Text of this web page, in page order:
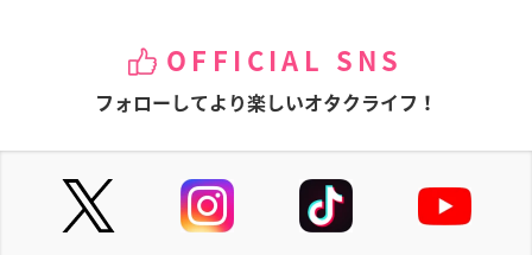
OFFICIAL SNS
フォローしてより楽しいオタクライフ！